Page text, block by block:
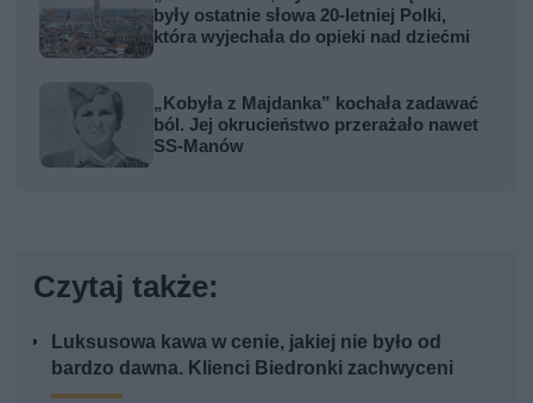
były ostatnie słowa 20-letniej Polki,
która wyjechała do opieki nad dziećmi
„Kobyła z Majdanka” kochała zadawać
ból. Jej okrucieństwo przerażało nawet
SS-Manów
Czytaj także:
Luksusowa kawa w cenie, jakiej nie było od
bardzo dawna. Klienci Biedronki zachwyceni